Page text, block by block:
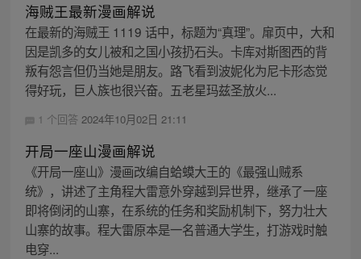
海贼王最新漫画解说
在最新的海贼王 1119 话中，标题为“真理”。扉页中，大和
因是凯多的女儿被和之国小孩扔石头。卡库对斯图西的背
叛有怨言但仍当她是朋友。路飞看到波妮化为尼卡形态觉
得好玩，巨人族也很兴奋。五老星玛兹圣放火...
1 个回答 2024年10月02日 21:11
开局一座山漫画解说
《开局一座山》漫画改编自蛤蟆大王的《最强山贼系
统》，讲述了主角程大雷意外穿越到异世界，继承了一座
即将倒闭的山寨，在系统的任务和奖励机制下，努力壮大
山寨的故事。程大雷原本是一名普通大学生，打游戏时触
电穿...